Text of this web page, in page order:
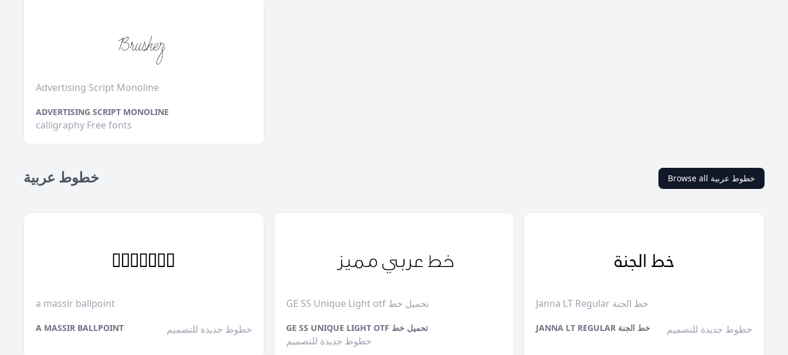
Advertising Script Monoline
ADVERTISING SCRIPT MONOLINE
calligraphy Free fonts
خطوط عربية Browse all خطوط عربية
a massir ballpoint
A MASSIR BALLPOINT خطوط جديدة للتصميم
GE SS Unique Light otf تحميل خط
GE SS UNIQUE LIGHT OTF تحميل خط
خطوط جديدة للتصميم
Janna LT Regular خط الجنة
JANNA LT REGULAR خط الجنة خطوط جديدة للتصميم